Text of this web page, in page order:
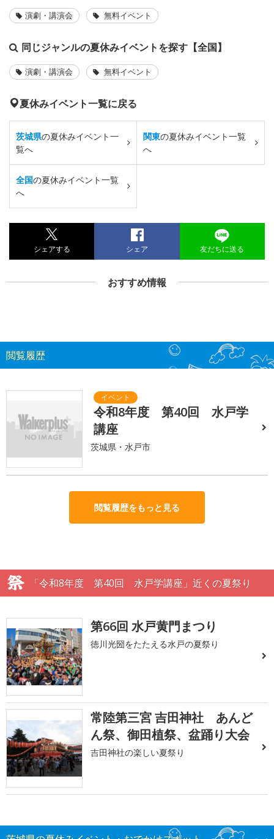
演劇・講演会 無料イベント
同じジャンルの夏休みイベントを探す【全国】
演劇・講演会 無料イベント
夏休みイベント一覧に戻る
茨城県の夏休みイベント一
覧へ
関東の夏休みイベント一覧
へ
全国の夏休みイベント一覧
へ
シェアする シェア 友だちに送る
おすすめ情報
閲覧履歴
令和8年度 第40回 水戸学
講座
茨城県・水戸市
閲覧履歴をもっと見る
「令和8年度 第40回 水戸学講座」近くの夏祭り
第66回 水戸黄門まつり
徳川光圀をたたえる水戸の夏祭り
常陸第三宮 吉田神社 あんど
ん祭、御田植祭、盆踊り大会
吉田神社の楽しい夏祭り